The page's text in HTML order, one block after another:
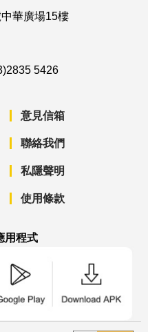
華廣場15樓
5426
意見信箱
聯絡我們
私隱聲明
使用條款
用程式